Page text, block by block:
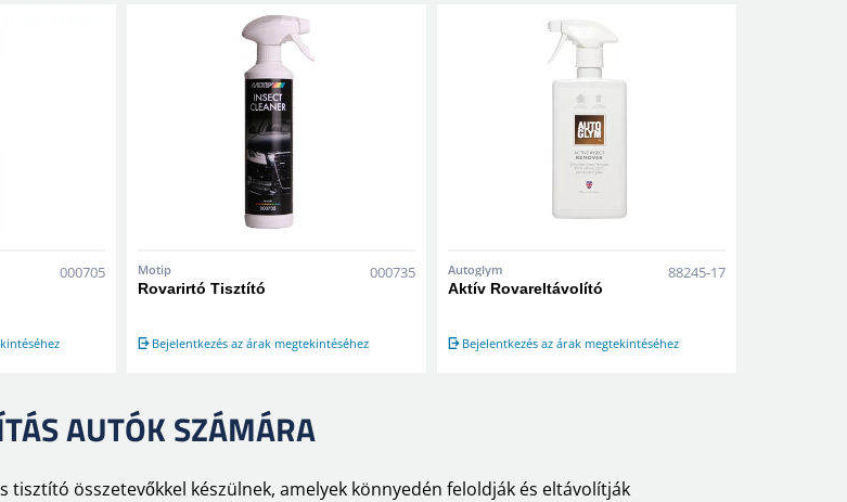
000705 Motip 000735
Rovarirtó Tisztító
Bejelentkezés az árak megtekintéséhez
Autoglym 88245-17
Aktív Rovareltávolító
Bejelentkezés az árak megtekintéséhez
AUTÓK SZÁMÁRA
összetevőkkel készülnek, amelyek könnyedén feloldják és eltávolítják